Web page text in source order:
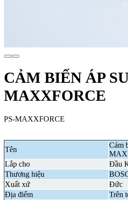
CẢM BIẾN ÁP
MAXXFORCE
PS-MAXXFORCE
Tên
Cảm
Lắp cho
Đầu
Thương hiệu
Xuất xứ
Đức
Địa điểm
Trên